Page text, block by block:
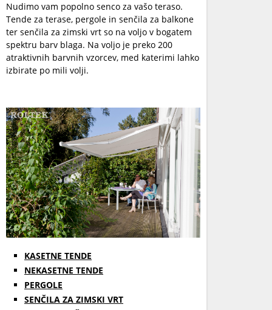
Nudimo vam popolno senco za vašo teraso.
Tende za terase, pergole in senčila za balkone
ter senčila za zimski vrt so na voljo v bogatem
spektru barv blaga. Na voljo je preko 200
atraktivnih barvnih vzorcev, med katerimi lahko
izbirate po mili volji.
KASETNE TENDE
NEKASETNE TENDE
PERGOLE
SENČILA ZA ZIMSKI VRT